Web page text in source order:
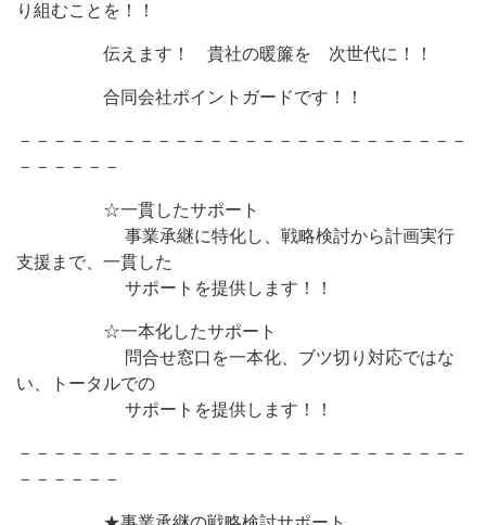
り組むことを！！
伝えます！ 貴社の暖簾を 次世代に！！
合同会社ポイントガードです！！
－－－－－－－－－－－－－－－－－－－－－－－－－－
－－－－－－
☆一貫したサポート
事業承継に特化し、戦略検討から計画実行
支援まで、一貫した
サポートを提供します！！
☆一本化したサポート
問合せ窓口を一本化、ブツ切り対応ではな
い、トータルでの
サポートを提供します！！
－－－－－－－－－－－－－－－－－－－－－－－－－－
－－－－－－